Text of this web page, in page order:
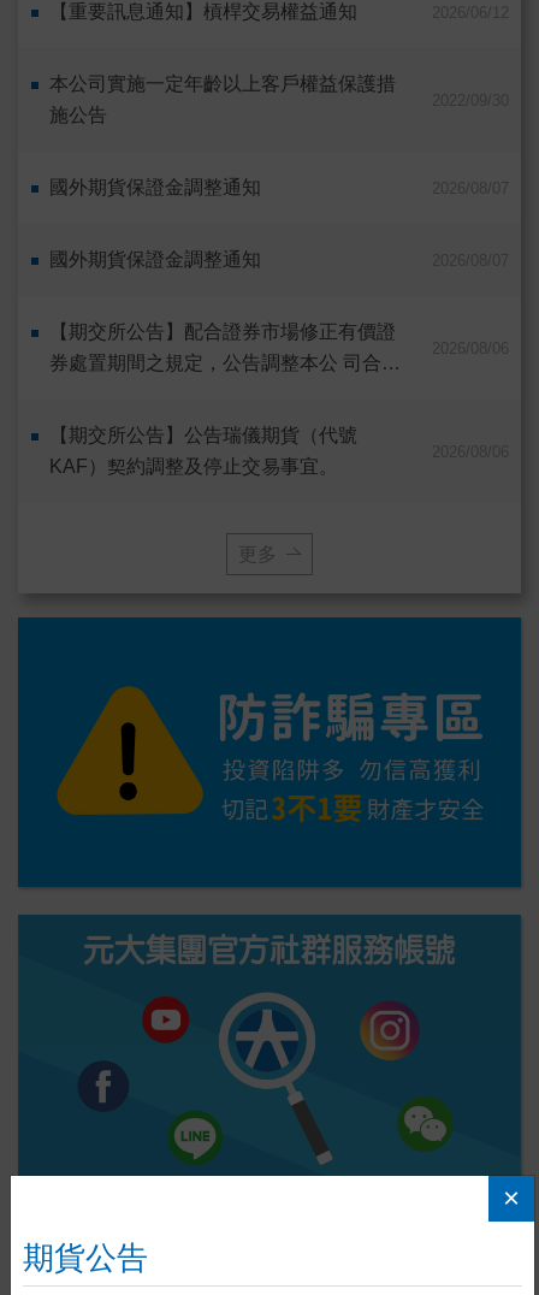
【重要訊息通知】槓桿交易權益通知 2026/06/12
本公司實施一定年齡以上客戶權益保護措
施公告
國外期貨保證金調整通知 2026/08/07
國外期貨保證金調整通知
【期交所公告】配合證券市場修正有價證
券處置期間之規定，公告調整本公 司合…
2026/08/06
【期交所公告】公告瑞儀期貨（代號
KAF）契約調整及停止交易事宜。
更多
公平待客原則專區
期貨公告
×